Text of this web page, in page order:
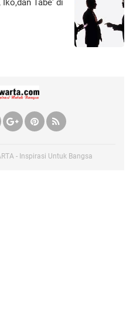
Iko,dan Tabe' di
- Inspirasi Untuk Bangsa